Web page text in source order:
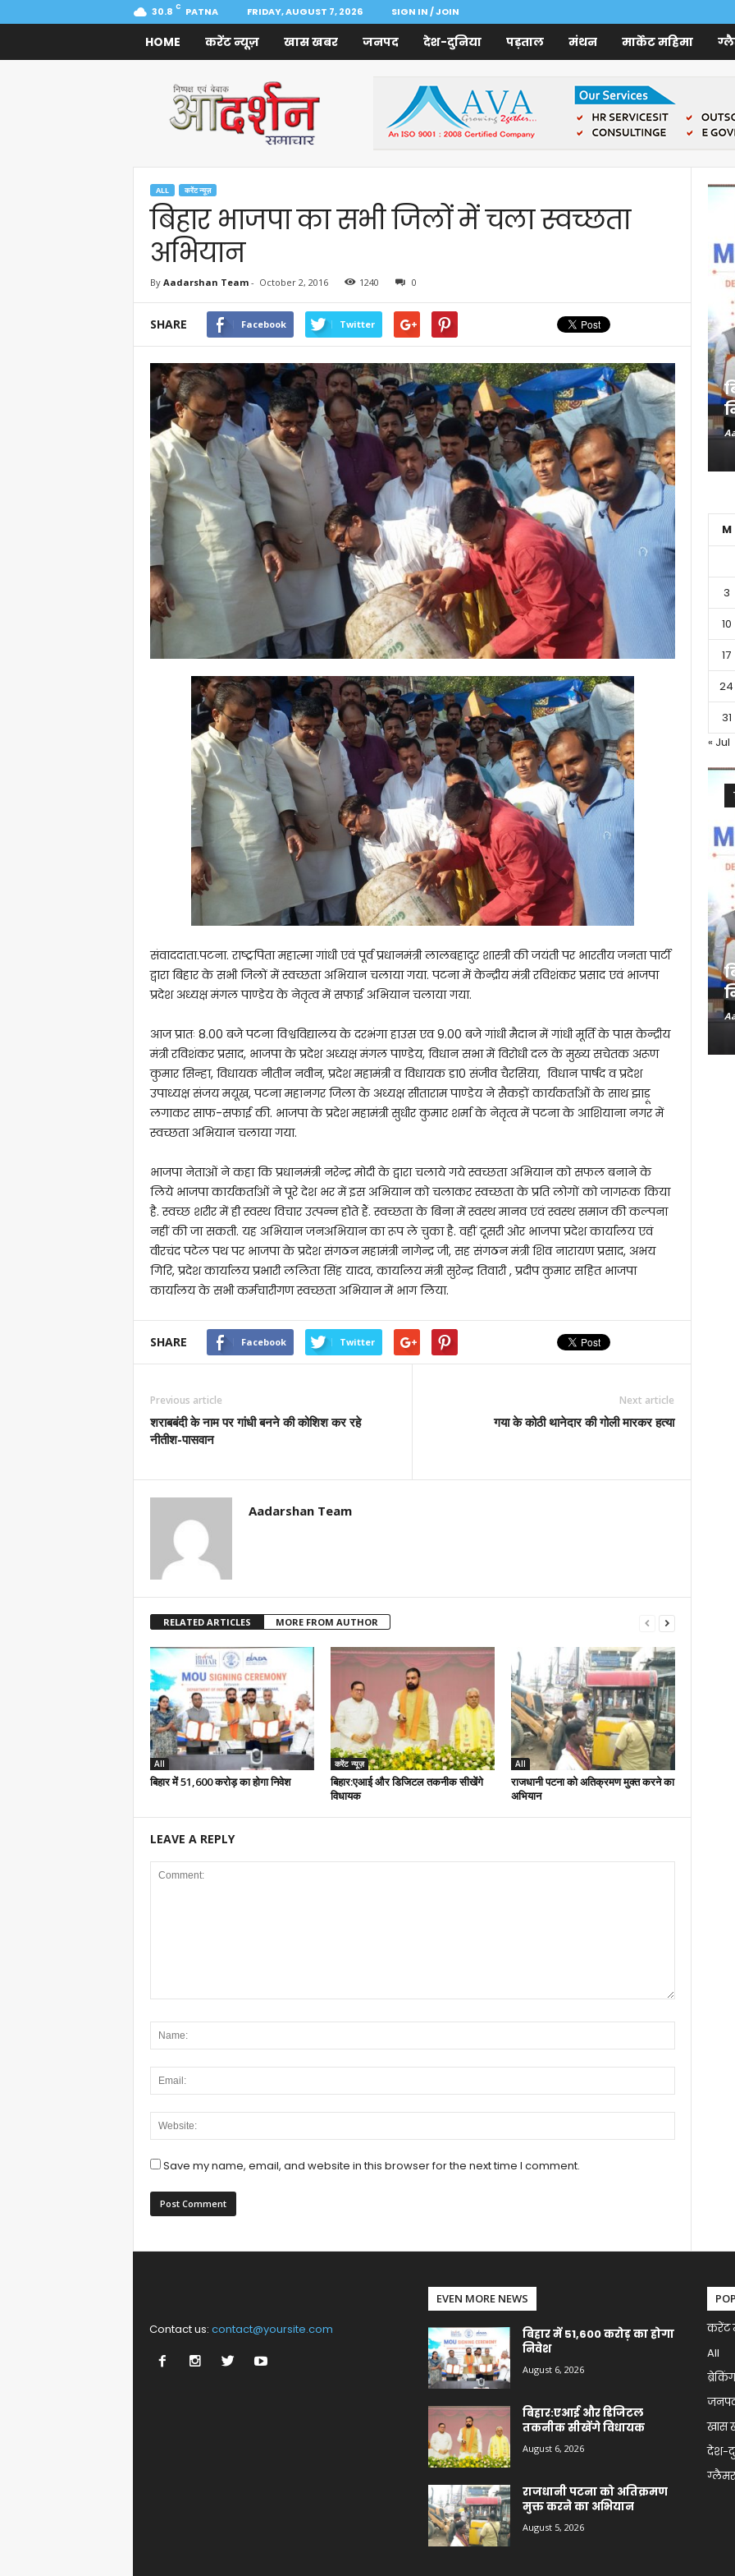
30.8 C PATNA FRIDAY, AUGUST 7, 2026 SIGN IN / JOIN
HOME करेंट न्यूज़ खास खबर जनपद देश-दुनिया पड़ताल मंथन मार्केट महिमा
Samachar
ALL करेंट न्यूज़
बिहार भाजपा का सभी जिलों में चला स्वच्छता
अभियान
By Aadarshan Team- October 2, 2016 1240 0
SHARE Facebook Twitter
संवाददाता.पटना. राष्ट्रपिता महात्मा गांधी एवं पूर्व प्रधानमंत्री लालबहादुर शास्त्री की जयंती पर भारतीय जनता पार्टी
द्वारा बिहार के सभी जिलों में स्वच्छता अभियान चलाया गया. पटना में केन्द्रीय मंत्री रविशंकर प्रसाद एवं भाजपा
प्रदेश अध्यक्ष मंगल पाण्डेय के नेतृत्व में सफाई अभियान चलाया गया.
आज प्रातः 8.00 बजे पटना विश्वविद्यालय के दरभंगा हाउस एव 9.00 बजे गांधी मैदान में गांधी मूर्ति के पास केन्द्रीय
मंत्री रविशंकर प्रसाद, भाजपा के प्रदेश अध्यक्ष मंगल पाण्डेय, विधान सभा में विरोधी दल के मुख्य सचेतक अरूण
कुमार सिन्हा, विधायक नीतीन नवीन, प्रदेश महामंत्री व विधायक डा0 संजीव चैरसिया, विधान पार्षद व प्रदेश
उपाध्यक्ष संजय मयूख, पटना महानगर जिला के अध्यक्ष सीताराम पाण्डेय ने सैकड़ों कार्यकर्ताओं के साथ झाड़ू
लगाकर साफ-सफाई की. भाजपा के प्रदेश महामंत्री सुधीर कुमार शर्मा के नेतृत्व में पटना के आशियाना नगर में
स्वच्छता अभियान चलाया गया.
भाजपा नेताओं ने कहा कि प्रधानमंत्री नरेन्द्र मोदी के द्वारा चलाये गये स्वच्छता अभियान को सफल बनाने के
लिये भाजपा कार्यकर्ताओं ने पूरे देश भर में इस अभियान को चलाकर स्वच्छता के प्रति लोगों को जागरूक किया
है. स्वच्छ शरीर में ही स्वस्थ विचार उत्पन्न होते हैं. स्वच्छता के बिना में स्वस्थ मानव एवं स्वस्थ समाज की कल्पना
नहीं की जा सकती. यह अभियान जनअभियान का रूप ले चुका है. वहीं दूसरी ओर भाजपा प्रदेश कार्यालय एवं
वीरचंद पटेल पथ पर भाजपा के प्रदेश संगठन महामंत्री नागेन्द्र जी, सह संगठन मंत्री शिव नारायण प्रसाद, अभय
गिरि, प्रदेश कार्यालय प्रभारी ललिता सिंह यादव, कार्यालय मंत्री सुरेन्द्र तिवारी , प्रदीप कुमार सहित भाजपा
कार्यालय के सभी कर्मचारीगण स्वच्छता अभियान में भाग लिया.
SHARE Facebook Twitter
Previous article
शराबबंदी के नाम पर गांधी बनने की कोशिश कर रहे
नीतीश-पासवान
Next article
गया के कोठी थानेदार की गोली मारकर हत्या
Aadarshan Team
RELATED ARTICLES MORE FROM AUTHOR
All
बिहार में 51,600 करोड़ का होगा निवेश
करेंट न्यूज़
बिहार:एआई और डिजिटल तकनीक सीखेंगे
विधायक
All
राजधानी पटना को अतिक्रमण मुक्त करने का
अभियान
LEAVE A REPLY
Save my name, email, and website in this browser for the next time I comment.
M
3
10
17
24
31
« Jul
Contact us: contact@yoursite.com
EVEN MORE NEWS
बिहार में 51,600 करोड़ का होगा
निवेश
August 6, 2026
बिहार:एआई और डिजिटल
तकनीक सीखेंगे विधायक
August 6, 2026
राजधानी पटना को अतिक्रमण
मुक्त करने का अभियान
August 5, 2026
करेंट
All
खास
देश-
ग्लैमर